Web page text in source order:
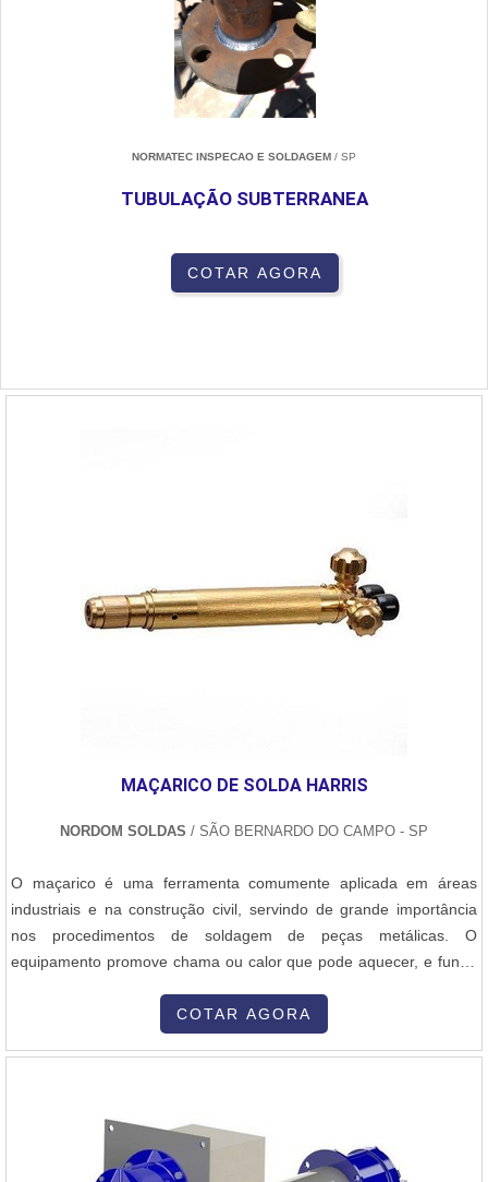
NORMATEC INSPECAO E SOLDAGEM / SP
TUBULAÇÃO SUBTERRANEA
COTAR AGORA
MAÇARICO DE SOLDA HARRIS
NORDOM SOLDAS / SÃO BERNARDO DO CAMPO - SP
O maçarico é uma ferramenta comumente aplicada em áreas
industriais e na construção civil, servindo de grande importância
nos procedimentos de soldagem de peças metálicas. O
equipamento promove chama ou calor que pode aquecer, e fundir
O maçarico de solda harris, na indústria, é utilizado com
COTAR AGORA